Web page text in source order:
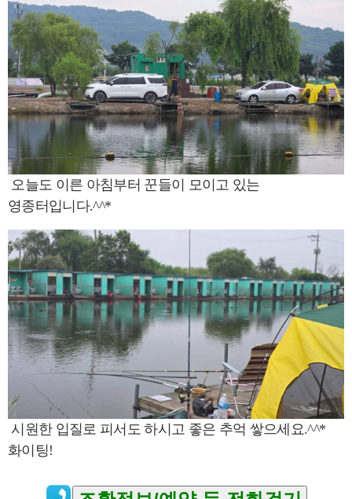
오늘도 이른 아침부터 꾼들이 모이고 있는
영종터입니다.^^*
시원한 입질로 피서도 하시고 좋은 추억 쌓으세요.^^*
화이팅!